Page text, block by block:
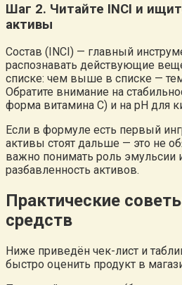
Шаг 2. Читайте INCI и
активы
Состав (INCI) — главный
распознавать действующие
списке: чем выше в списке —
Обратите внимание на
форма витамина C) и на pH для
Если в формуле есть первый
активы стоят дальше — это не
важно понимать роль
разбавленность активов.
Практические
средств
Ниже приведён чек-лист и
быстро оценить продукт в